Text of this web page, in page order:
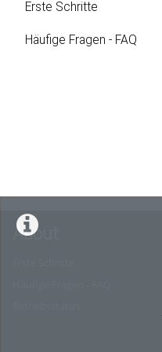
Erste Schritte
Häufige Fragen - FAQ
About